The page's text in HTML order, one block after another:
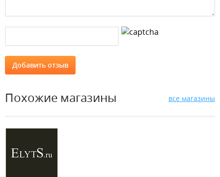
Похожие магазины все магазины